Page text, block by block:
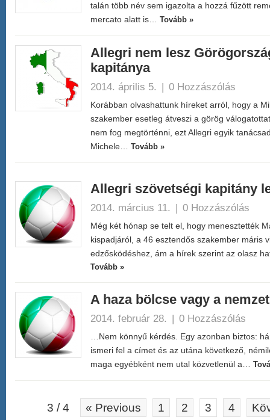
talán több név sem igazolta a hozzá fűzött
mercato alatt is… Tovább »
Allegri nem lesz
kapitánya
2014. április 5. | 0 Hozzászólás
Korábban olvashattunk híreket arról, hogy a
szakember esetleg átveszi a görög
nem fog megtörténni, ezt Allegri egyik
Michele… Tovább »
Allegri szövetségi kapitány
2014. március 11. | 0 Hozzászólás
Még két hónap se telt el, hogy menesztették
kispadjáról, a 46 esztendős szakember máris
edzősködéshez, ám a hírek szerint az olasz
Tovább »
A haza bölcse vagy a
2014. február 28. | 0 Hozzászólás
…Nem könnyű kérdés. Egy azonban biztos:
ismeri fel a címet és az utána következő,
maga egyébként nem utal közvetlenül a…
3 / 4 « Previous 1 2 3 4